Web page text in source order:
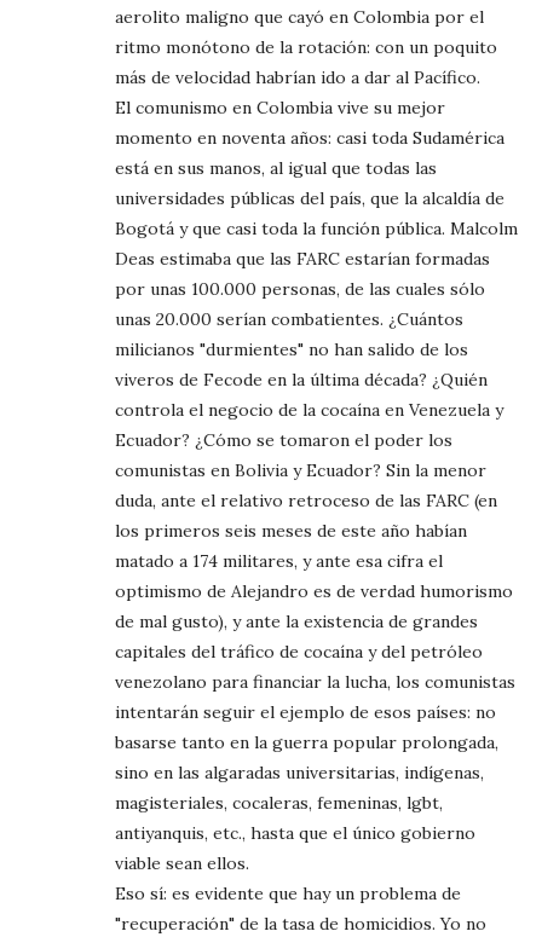
aerolito maligno que cayó en Colombia por el
ritmo monótono de la rotación: con un poquito
más de velocidad habrían ido a dar al Pacífico.
El comunismo en Colombia vive su mejor
momento en noventa años: casi toda Sudamérica
está en sus manos, al igual que todas las
universidades públicas del país, que la alcaldía de
Bogotá y que casi toda la función pública. Malcolm
Deas estimaba que las FARC estarían formadas
por unas 100.000 personas, de las cuales sólo
unas 20.000 serían combatientes. ¿Cuántos
milicianos "durmientes" no han salido de los
viveros de Fecode en la última década? ¿Quién
controla el negocio de la cocaína en Venezuela y
Ecuador? ¿Cómo se tomaron el poder los
comunistas en Bolivia y Ecuador? Sin la menor
duda, ante el relativo retroceso de las FARC (en
los primeros seis meses de este año habían
matado a 174 militares, y ante esa cifra el
optimismo de Alejandro es de verdad humorismo
de mal gusto), y ante la existencia de grandes
capitales del tráfico de cocaína y del petróleo
venezolano para financiar la lucha, los comunistas
intentarán seguir el ejemplo de esos países: no
basarse tanto en la guerra popular prolongada,
sino en las algaradas universitarias, indígenas,
magisteriales, cocaleras, femeninas, lgbt,
antiyanquis, etc., hasta que el único gobierno
viable sean ellos.
Eso sí: es evidente que hay un problema de
"recuperación" de la tasa de homicidios. Yo no